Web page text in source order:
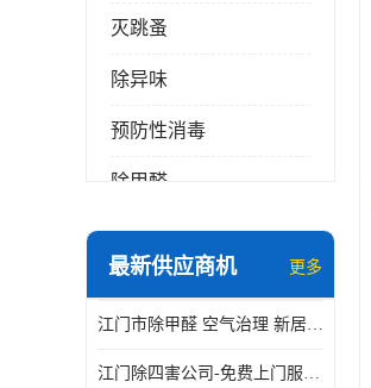
灭跳蚤
除异味
预防性消毒
除甲醛
最新供应商机 更多
江门市除甲醛 空气治理 新居除异味 除苯 装修后异味清除
江门除四害公司-免费上门服务-随叫随到